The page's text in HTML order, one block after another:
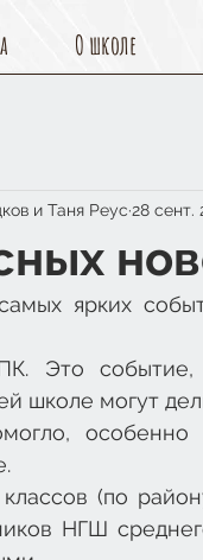
О школе
и Таня Реус 28 сент.
ярких
Это
школе могут
особенно
(по
НГШ